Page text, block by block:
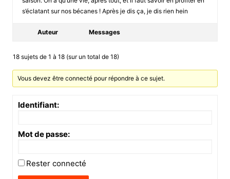
s’éclatant sur nos bécanes ! Après je dis ça, je dis rien hein
Auteur Messages
18 sujets de 1 à 18 (sur un total de 18)
Vous devez être connecté pour répondre à ce sujet.
Identifiant:
Mot de passe:
Rester connecté